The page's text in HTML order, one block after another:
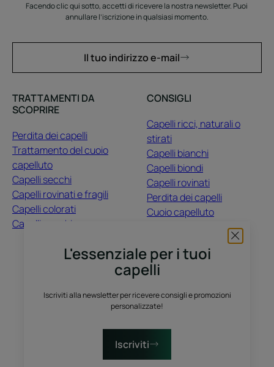
L'essenziale per i tuoi
capelli
Iscriviti alla newsletter per ricevere consigli e promozioni
personalizzate!
Iscriviti
Facendo clic qui sotto, accetti di ricevere la nostra newsletter. Puoi
annullare l’iscrizione in qualsiasi momento.
Il tuo indirizzo e-mail
TRATTAMENTI DA
SCOPRIRE
Perdita dei capelli
Trattamento del cuoio
capelluto
Capelli secchi
Capelli rovinati e fragili
Capelli colorati
Capelli opachi
CONSIGLI
Capelli ricci, naturali o
stirati
Capelli bianchi
Capelli biondi
Capelli rovinati
Perdita dei capelli
Cuoio capelluto
CHI SIAMO
ContattiDomande frequenti
Raccolta differenziata dei prodotti vendita
Raccolta differenziata dei campioni prova gratuiti